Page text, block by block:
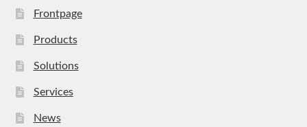
Frontpage
Products
Solutions
Services
News